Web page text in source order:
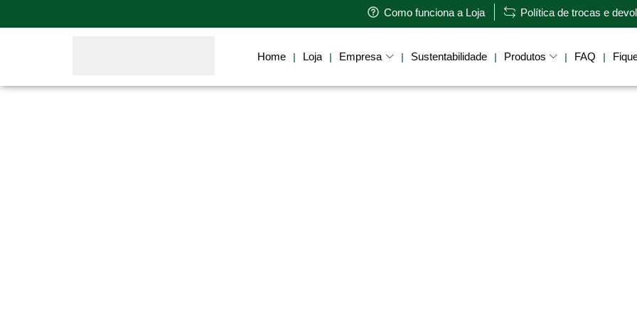
Como funciona a Loja Política de trocas e
Home | Loja | Empresa | Sustentabilidade | Produtos | FAQ |